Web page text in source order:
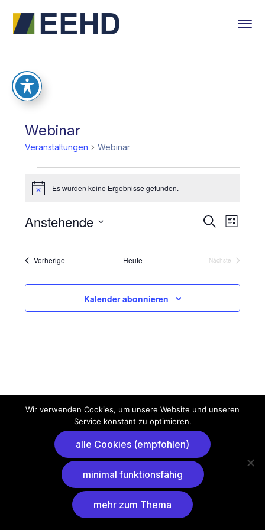
Webinar
Veranstaltungen Webinar
Veranstaltungen
HinweisEs wurden keine Ergebnisse gefunden.
Suche
SucheListe
Anstehende
Datum
VorherigeVeranstaltungen Heute Nächste
Kalender abonnieren
Wir verwenden Cookies, um unsere Website und unseren
Service konstant zu optimieren.
alle Cookies (empfohlen)
minimal funktionsfähig
mehr zum Thema